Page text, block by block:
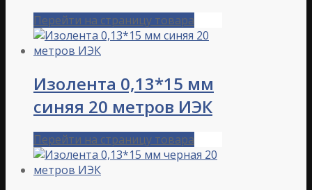
Перейти на страницу товара
Изолента 0,13*15 мм
синяя 20 метров ИЭК
Перейти на страницу товара